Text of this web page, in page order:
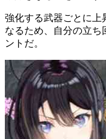
強化する武器ごとに
なるため、自分の立ち
ントだ。